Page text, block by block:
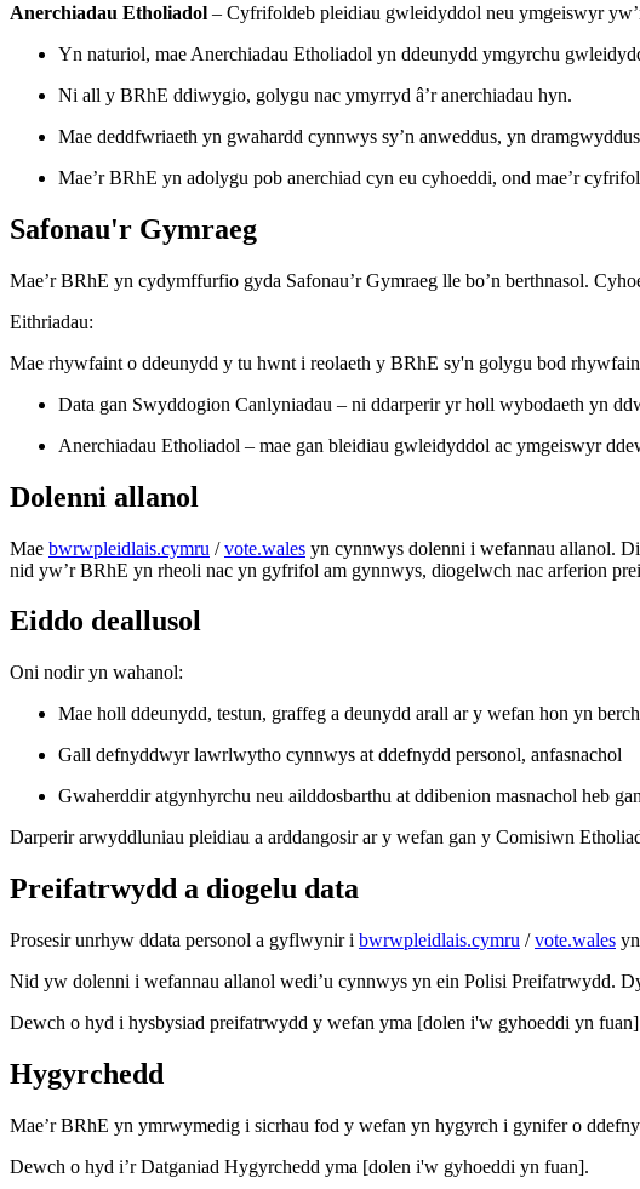
Anerchiadau Etholiadol – Cyfrifoldeb pleidiau gwleidyddol neu ymgeiswyr
Yn naturiol, mae Anerchiadau Etholiadol yn ddeunydd ymgyrchu
Ni all y BRhE ddiwygio, golygu nac ymyrryd â’r anerchiadau hyn.
Mae deddfwriaeth yn gwahardd cynnwys sy’n anweddus, yn
Mae’r BRhE yn adolygu pob anerchiad cyn eu cyhoeddi, ond mae’r
Safonau'r Gymraeg
Mae’r BRhE yn cydymffurfio gyda Safonau’r Gymraeg lle bo’n berthnasol.
Eithriadau:
Mae rhywfaint o ddeunydd y tu hwnt i reolaeth y BRhE sy'n golygu bod
Data gan Swyddogion Canlyniadau – ni ddarperir yr holl wybodaeth yn
Anerchiadau Etholiadol – mae gan bleidiau gwleidyddol ac ymgeiswyr
Dolenni allanol
Mae bwrwpleidlais.cymru /vote.wales yn cynnwys dolenni i wefannau allanol.
nid yw’r BRhE yn rheoli nac yn gyfrifol am gynnwys, diogelwch nac arferion
Eiddo deallusol
Oni nodir yn wahanol:
Mae holl ddeunydd, testun, graffeg a deunydd arall ar y wefan hon yn
Gall defnyddwyr lawrlwytho cynnwys at ddefnydd personol, anfasnachol
Gwaherddir atgynhyrchu neu ailddosbarthu at ddibenion masnachol heb
Darperir arwyddluniau pleidiau a arddangosir ar y wefan gan y Comisiwn
Preifatrwydd a diogelu data
Prosesir unrhyw ddata personol a gyflwynir i bwrwpleidlais.cymru /vote.wales
Nid yw dolenni i wefannau allanol wedi’u cynnwys yn ein Polisi Preifatrwydd.
Dewch o hyd i hysbysiad preifatrwydd y wefan yma [dolen i'w gyhoeddi yn
Hygyrchedd
Mae’r BRhE yn ymrwymedig i sicrhau fod y wefan yn hygyrch i gynifer o
Dewch o hyd i’r Datganiad Hygyrchedd yma [dolen i'w gyhoeddi yn fuan].